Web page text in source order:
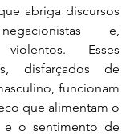
abriga discursos
e,
violentos. Esses
disfarçados de
funcionam
que alimentam o
e o sentimento de